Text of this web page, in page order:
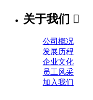
关于我们 
公司概况
发展历程
企业文化
员工风采
加入我们